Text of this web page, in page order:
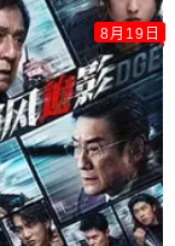
8月19日